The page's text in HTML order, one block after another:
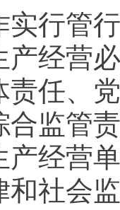
实行管
产经营
责任、
合监管
产经营
和社会